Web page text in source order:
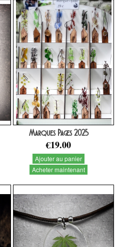
Marques Pages 2025
€19.00
Ajouter au panier
Acheter maintenant